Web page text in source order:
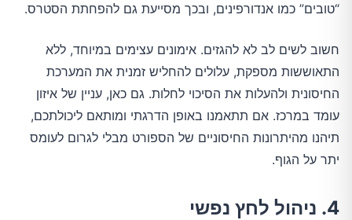
“טובים” כמו אנדורפינים, ובכך מסייעת גם להפחתת הסטרס.
חשוב לשים לב לא להגזים. אימונים עצימים במיוחד, ללא
התאוששות מספקת, עלולים להחליש זמנית את המערכת
החיסונית ולהעלות את הסיכוי לחלות. גם כאן, עניין של איזון
עומד במרכז. אם תתאמנו באופן הדרגתי ומותאם ליכולתכם,
תיהנו מהיתרונות החיסוניים של הספורט מבלי לגרום לעומס
יתר על הגוף.
4. ניהול לחץ נפשי